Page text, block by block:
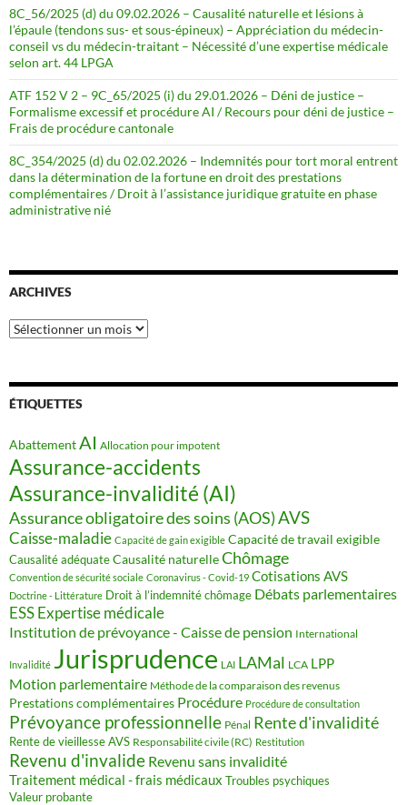
8C_56/2025 (d) du 09.02.2026 – Causalité naturelle et lésions à
l’épaule (tendons sus- et sous-épineux) – Appréciation du médecin-
conseil vs du médecin-traitant – Nécessité d’une expertise médicale
selon art. 44 LPGA
ATF 152 V 2 – 9C_65/2025 (i) du 29.01.2026 – Déni de justice –
Formalisme excessif et procédure AI / Recours pour déni de justice –
Frais de procédure cantonale
8C_354/2025 (d) du 02.02.2026 – Indemnités pour tort moral entrent
dans la détermination de la fortune en droit des prestations
complémentaires / Droit à l’assistance juridique gratuite en phase
administrative nié
ARCHIVES
Archives
ÉTIQUETTES
AbattementAI Allocation pour impotent
Assurance-accidents
Assurance-invalidité (AI)
Assurance obligatoire des soins (AOS)AVS
Caisse-maladie Capacité de gain exigible Capacité de travail exigible
Causalité adéquate Causalité naturelleChômage
Convention de sécurité sociale Coronavirus - Covid-19 Cotisations AVS
Doctrine - Littérature Droit à l’indemnité chômage Débats parlementaires
ESSExpertise médicale
Institution de prévoyance - Caisse de pension International
Invalidité Jurisprudence LAI LAMal LCA LPP
Motion parlementaire Méthode de la comparaison des revenus
Prestations complémentaires Procédure Procédure de consultation
Prévoyance professionnelle Pénal Rente d'invalidité
Rente de vieillesse AVS Responsabilité civile (RC) Restitution
Revenu d'invalide Revenu sans invalidité
Traitement médical - frais médicaux Troubles psychiques
Valeur probante